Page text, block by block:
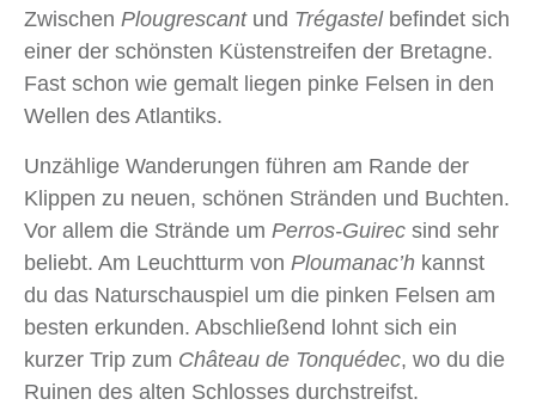
Zwischen Plougrescantund Trégastelbefindet sich
einer der schönsten Küstenstreifen der Bretagne.
Fast schon wie gemalt liegen pinke Felsen in den
Wellen des Atlantiks.
Unzählige Wanderungen führen am Rande der
Klippen zu neuen, schönen Stränden und Buchten.
Vor allem die Strände um Perros-Guirec sind sehr
beliebt. Am Leuchtturm von Ploumanac’h kannst
du das Naturschauspiel um die pinken Felsen am
besten erkunden. Abschließend lohnt sich ein
kurzer Trip zum Château de Tonquédec, wo du die
Ruinen des alten Schlosses durchstreifst.